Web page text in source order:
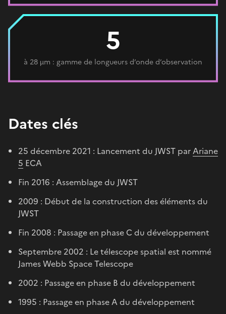
5
à 28 µm : gamme de longueurs d’onde d’observation
Dates clés
25 décembre 2021 : Lancement du JWST parAriane
5 ECA
Fin 2016 : Assemblage du JWST
2009 : Début de la construction des éléments du
JWST
Fin 2008 : Passage en phase C du développement
Septembre 2002 : Le télescope spatial est nommé
James Webb Space Telescope
2002 : Passage en phase B du développement
1995 : Passage en phase A du développement